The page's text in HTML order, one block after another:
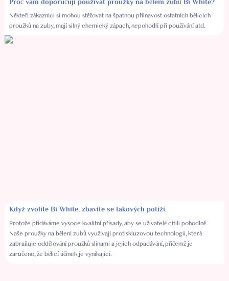
Proč vám doporučuji používat proužky na bělení zubů Bi White?
Někteří zákazníci si mohou stěžovat na špatnou přilnavost ostatních bělicích
proužků na zuby, mají silný chemický zápach, nepohodlí při používání atd.
Když zvolíte Bi White, zbavíte se takových potíží.
Protože přidáváme vysoce kvalitní přísady, aby se uživatelé cítili pohodlně.
Naše proužky na bělení zubů využívají protiskluzovou technologii, která
zabraňuje oddělování proužků slinami a jejich odpadávání, přičemž je
zaručeno, že bělicí účinek je vynikající.